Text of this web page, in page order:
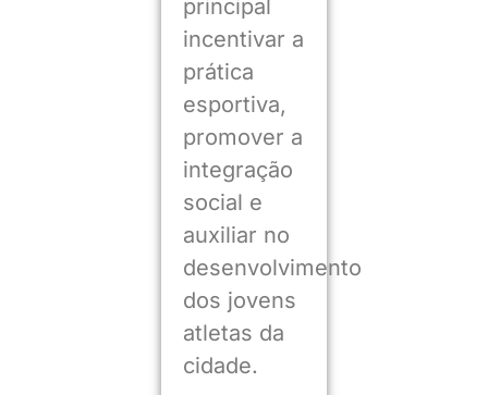
principal
incentivar a
prática
esportiva,
promover a
integração
social e
auxiliar no
desenvolvimento
dos jovens
atletas da
cidade.